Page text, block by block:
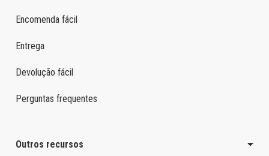
Encomenda fácil
Entrega
Devolução fácil
Perguntas frequentes
Outros recursos